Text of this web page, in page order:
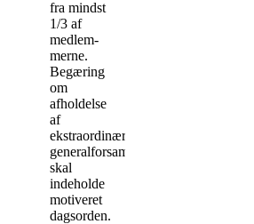
fra mindst
1/3 af
med­lem­
merne.
Begæring
om
afholdelse
af
ekstraordinær
generalforsamling
skal
indeholde
moti­veret
dagsorden.